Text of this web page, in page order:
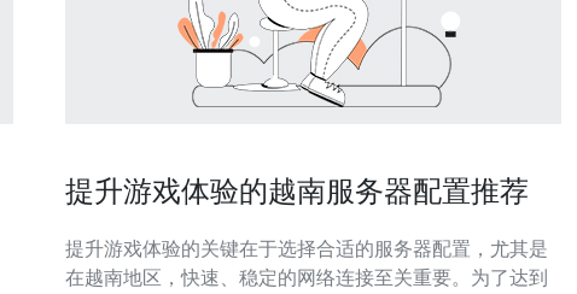
提升游戏体验的越南服务器配置推荐
提升游戏体验的关键在于选择合适的服务器配置，尤其是
在越南地区，快速、稳定的网络连接至关重要。为了达到